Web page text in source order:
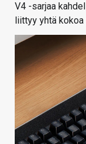
V4 -sarjaa
liittyy yhtä